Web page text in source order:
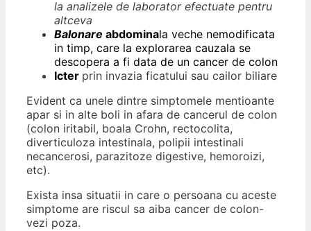
la analizele de laborator efectuate pentru
altceva
Balonare abdominala veche nemodificata
in timp, care la explorarea cauzala se
descopera a fi data de un cancer de colon
Icter prin invazia ficatului sau cailor biliare
Evident ca unele dintre simptomele mentioante
apar si in alte boli in afara de cancerul de colon
(colon iritabil, boala Crohn, rectocolita,
diverticuloza intestinala, polipii intestinali
necancerosi, parazitoze digestive, hemoroizi,
etc).
Exista insa situatii in care o persoana cu aceste
simptome are riscul sa aiba cancer de colon-
vezi poza.